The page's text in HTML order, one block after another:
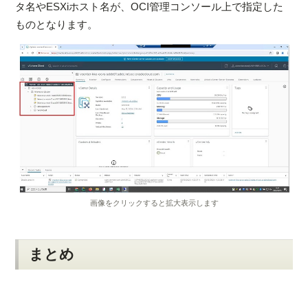
タ名やESXiホスト名が、OCI管理コンソール上で指定した
ものとなります。
画像をクリックすると拡大表示します
まとめ